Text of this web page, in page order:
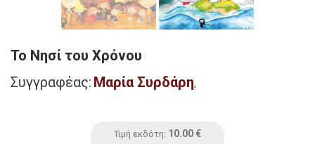
Το Νησί του Χρόνου
Συγγραφέας: Μαρία Συρδάρη,
Τιμή εκδότη: 10.00 €